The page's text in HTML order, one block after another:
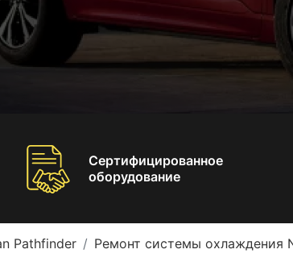
Сертифицированное
оборудование
Pathfinder Ремонт системы охлаждения